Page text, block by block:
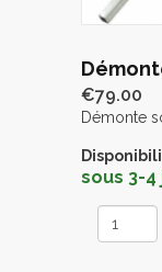
€79.00
Démonte
sous 3-4